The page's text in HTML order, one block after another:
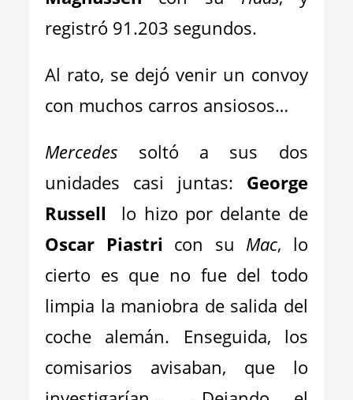
registró 91.203 segundos.
Al rato, se dejó venir un convoy
con muchos carros ansiosos…
Mercedes soltó a sus dos
unidades casi juntas: George
Russell lo hizo por delante de
Oscar Piastri con su Mac, lo
cierto es que no fue del todo
limpia la maniobra de salida del
coche alemán. Enseguida, los
comisarios avisaban, que lo